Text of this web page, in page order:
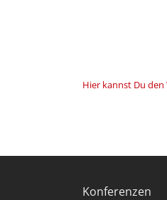
Hier kannst Du
Konferenzen